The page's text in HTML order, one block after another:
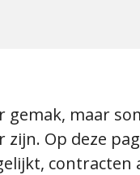
maar
Op deze